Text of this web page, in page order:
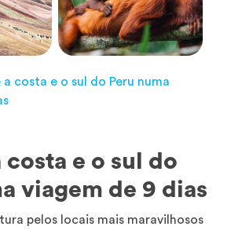
a costa e o sul do Peru numa
costa e o sul do
viagem de 9 dias
pelos locais mais maravilhosos